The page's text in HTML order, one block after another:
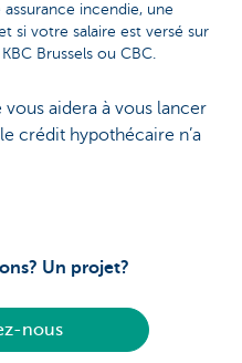
incendie, une
si votre salaire est versé sur
Brussels ou CBC.
aidera à vous lancer
crédit hypothécaire n’a
Un projet?
nous